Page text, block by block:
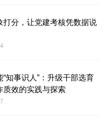
打分，让党建考核凭数据说
“知事识人”：升级干部选育
质效的实践与探索